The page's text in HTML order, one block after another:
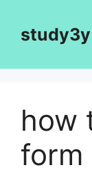
contentstudy3y
how
form